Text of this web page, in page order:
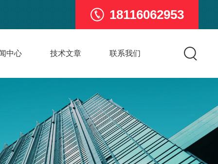
18116062953
中心 技术文章 联系我们